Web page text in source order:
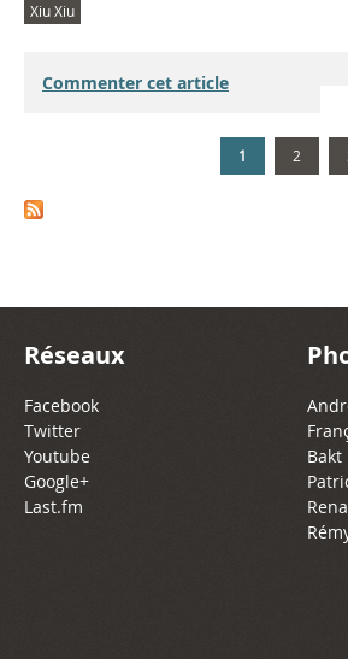
Xiu Xiu
Commenter cet article
1 2
Réseaux
Facebook
Twitter
Youtube
Google+
Last.fm
Bakt